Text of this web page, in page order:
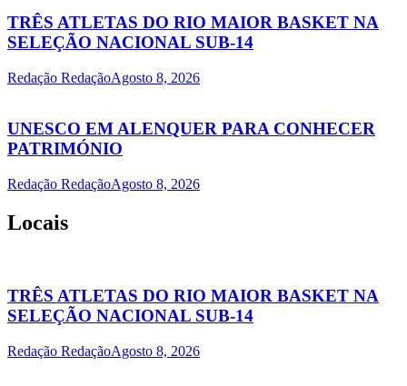
TRÊS ATLETAS DO RIO MAIOR BASKET NA
SELEÇÃO NACIONAL SUB-14
Redação RedaçãoAgosto 8, 2026
UNESCO EM ALENQUER PARA CONHECER
PATRIMÓNIO
Redação RedaçãoAgosto 8, 2026
Locais
TRÊS ATLETAS DO RIO MAIOR BASKET NA
SELEÇÃO NACIONAL SUB-14
Redação RedaçãoAgosto 8, 2026